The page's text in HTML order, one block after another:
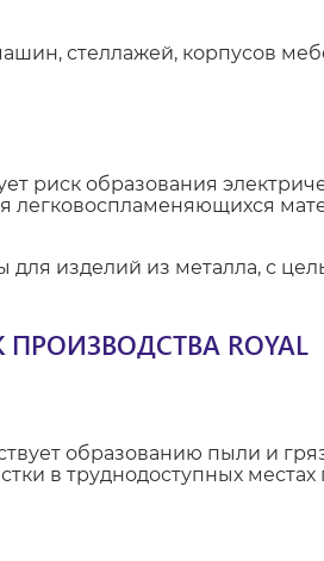
стеллажей, корпусов
риск образования
изделий из металла, с
ROYAL
образованию пыли и
в труднодоступных